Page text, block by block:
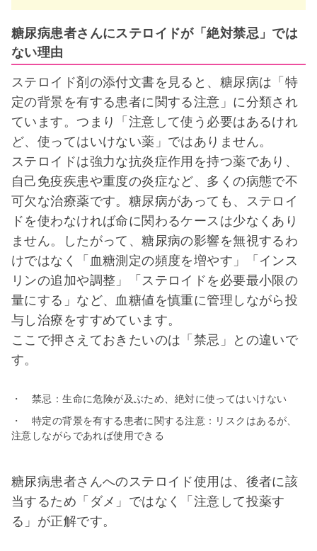
糖尿病患者さんにステロイドが「絶対禁忌」では
ない理由
ステロイド剤の添付文書を見ると、糖尿病は「特
定の背景を有する患者に関する注意」に分類され
ています。つまり「注意して使う必要はあるけれ
ど、使ってはいけない薬」ではありません。
ステロイドは強力な抗炎症作用を持つ薬であり、
自己免疫疾患や重度の炎症など、多くの病態で不
可欠な治療薬です。糖尿病があっても、ステロイ
ドを使わなければ命に関わるケースは少なくあり
ません。したがって、糖尿病の影響を無視するわ
けではなく「血糖測定の頻度を増やす」「インス
リンの追加や調整」「ステロイドを必要最小限の
量にする」など、血糖値を慎重に管理しながら投
与し治療をすすめています。
ここで押さえておきたいのは「禁忌」との違いで
す。
・ 禁忌：生命に危険が及ぶため、絶対に使ってはいけない
・ 特定の背景を有する患者に関する注意：リスクはあるが、
注意しながらであれば使用できる
糖尿病患者さんへのステロイド使用は、後者に該
当するため「ダメ」ではなく「注意して投薬す
る」が正解です。